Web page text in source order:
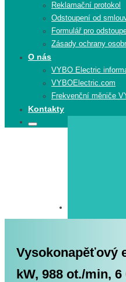
Reklamační protokol
Odstoupení od
Formulář pro
Zásady ochrany
O nás
VYBO Electric
VYBOElectric.com
Frekvenční měniče
Kontakty
Search
Search
Vysokonapěťový
kW, 988 ot./min, 6